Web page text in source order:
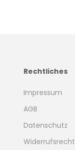
Rechtliches
Impressum
AGB
Datenschutz
Widerrufsrecht